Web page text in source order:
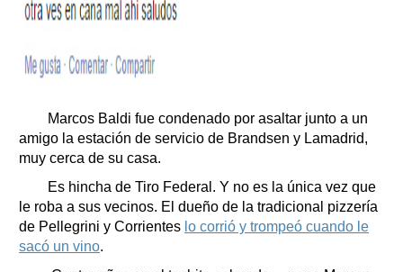
Marcos Baldi fue condenado por asaltar junto a un
amigo la estación de servicio de Brandsen y Lamadrid,
muy cerca de su casa.
Es hincha de Tiro Federal. Y no es la única vez que
le roba a sus vecinos. El dueño de la tradicional pizzería
de Pellegrini y Corrientes lo corrió y trompeó cuando le
sacó un vino.